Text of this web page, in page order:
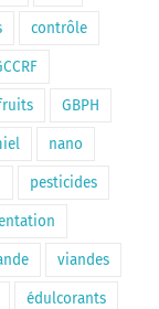
contrôle
GBPH
nano
pesticides
viandes
édulcorants